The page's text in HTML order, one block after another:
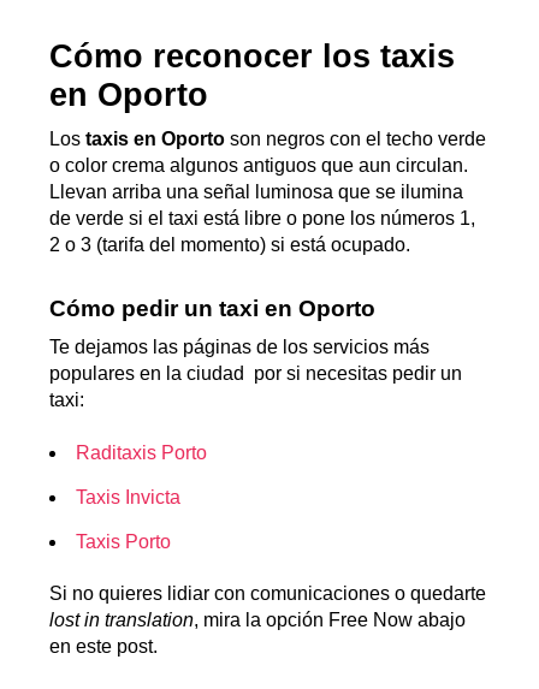
Cómo reconocer los taxis
en Oporto
Lostaxis en Oporto son negros con el techo verde
o color crema algunos antiguos que aun circulan.
Llevan arriba una señal luminosa que se ilumina
de verde si el taxi está libre o pone los números 1,
2 o 3 (tarifa del momento) si está ocupado.
Cómo pedir un taxi en Oporto
Te dejamos las páginas de los servicios más
populares en la ciudad por si necesitas pedir un
taxi:
Raditaxis Porto
Taxis Invicta
Taxis Porto
Si no quieres lidiar con comunicaciones o quedarte
lost in translation, mira la opción Free Now abajo
en este post.